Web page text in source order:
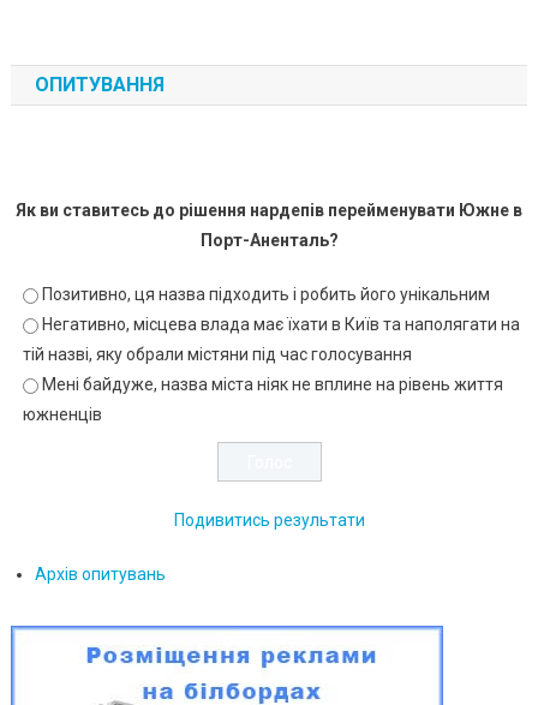
ОПИТУВАННЯ
Як ви ставитесь до рішення нардепів перейменувати Южне в
Порт-Аненталь?
Позитивно, ця назва підходить і робить його унікальним
Негативно, місцева влада має їхати в Київ та наполягати на
тій назві, яку обрали містяни під час голосування
Мені байдуже, назва міста ніяк не вплине на рівень життя
южненців
Подивитись результати
Архів опитувань